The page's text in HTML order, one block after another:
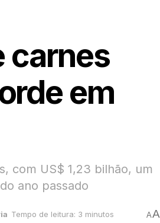
carnes
em
com US$ 1,23 bilhão, um
ano passado
Tempo de leitura: 3 minutos AA